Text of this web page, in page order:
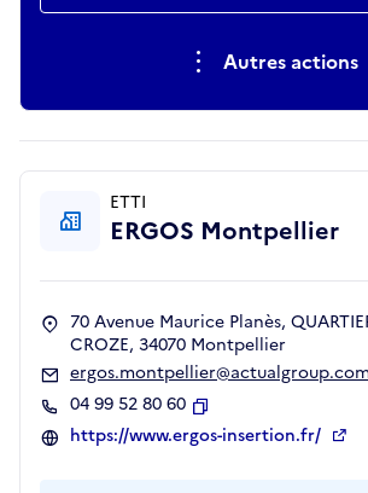
Autres actions
ETTI
ERGOS Montpellier
70 Avenue Maurice Planès,
CROZE, 34070 Montpellier
ergos.montpellier@actualgroup.com
04 99 52 80 60
Copier
https://www.ergos-insertion.fr/